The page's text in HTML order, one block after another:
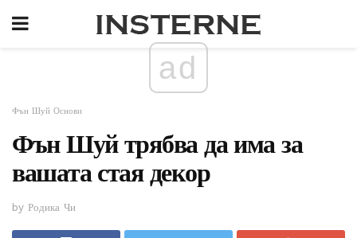
ad
Фън Шуй Основи
Фън Шуй трябва да има за
вашата стая декор
by Родика Чи